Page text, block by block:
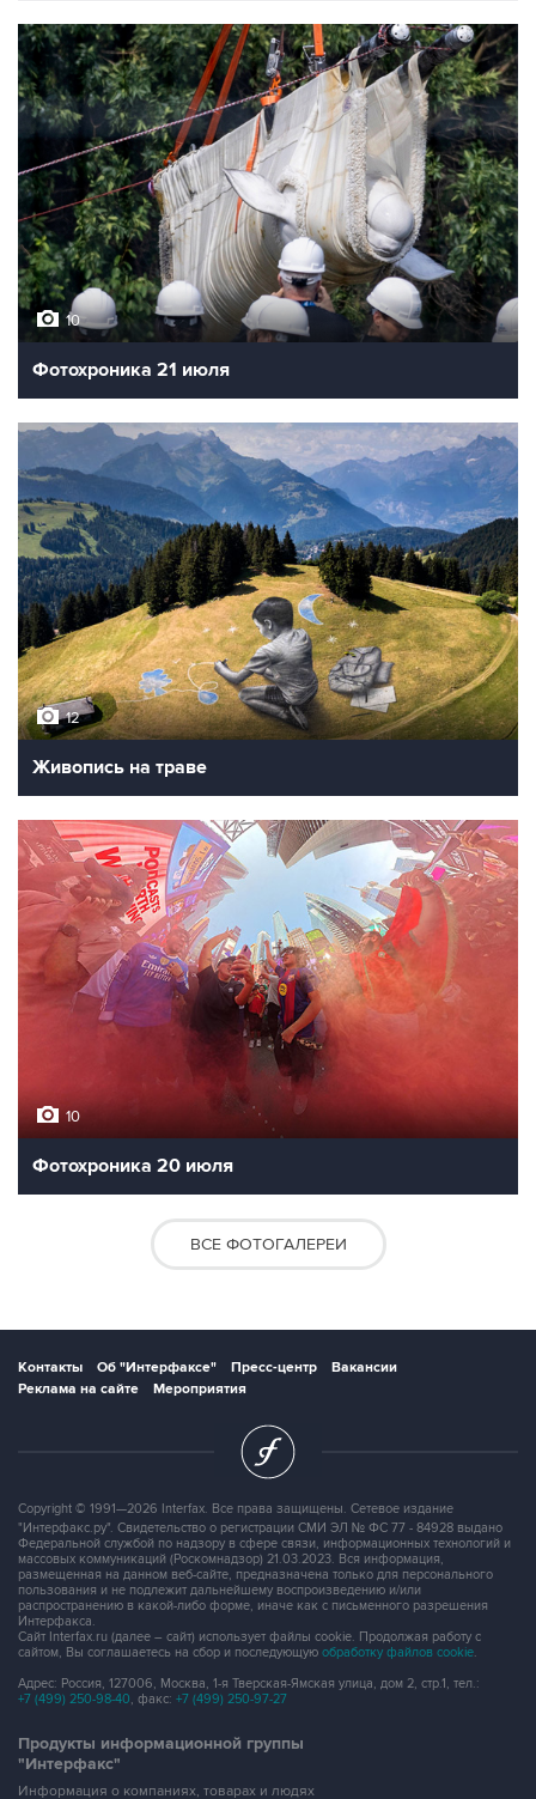
10
Фотохроника 21 июля
12
Живопись на траве
10
Фотохроника 20 июля
ВСЕ ФОТОГАЛЕРЕИ
Контакты Об "Интерфаксе" Пресс-центр
Вакансии
Реклама на сайте
Мероприятия
Copyright © 1991—2026 Interfax. Все права защищены. Сетевое издание
"Интерфакс.ру". Свидетельство о регистрации СМИ ЭЛ № ФС 77 - 84928 выдано
Федеральной службой по надзору в сфере связи, информационных технологий и
массовых коммуникаций (Роскомнадзор) 21.03.2023. Вся информация,
размещенная на данном веб-сайте, предназначена только для персонального
пользования и не подлежит дальнейшему воспроизведению и/или
распространению в какой-либо форме, иначе как с письменного разрешения
Интерфакса.
Сайт Interfax.ru (далее – сайт) использует файлы cookie. Продолжая работу с
сайтом, Вы соглашаетесь на сбор и последующую обработку файлов cookie.
Адрес: Россия, 127006, Москва, 1-я Тверская-Ямская улица, дом 2, стр.1, тел.:
+7 (499) 250-98-40, факс: +7 (499) 250-97-27
Продукты информационной группы
"Интерфакс"
Информация о компаниях, товарах и людях